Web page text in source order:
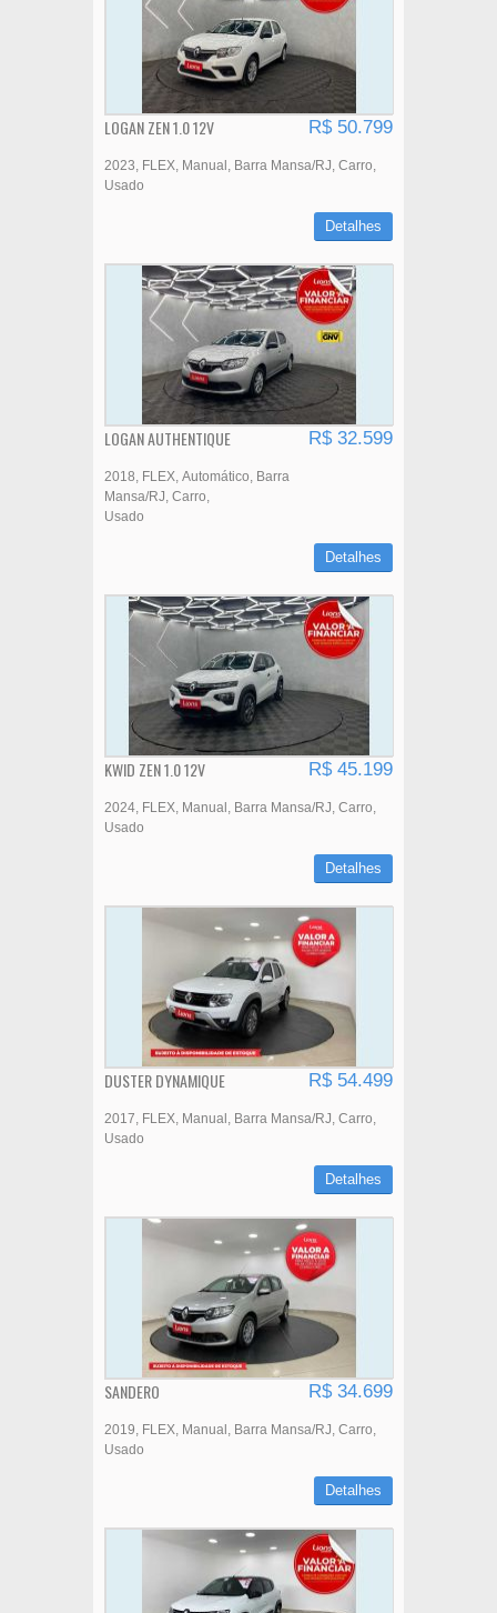
LOGAN ZEN 1.0 12V R$ 50.799
2023 FLEX Manual Barra Mansa/RJ Carro
Usado
Detalhes
LOGAN AUTHENTIQUE R$ 32.599
2018 FLEX Automático
Barra
Mansa/RJ Carro
Usado
Detalhes
KWID ZEN 1.0 12V R$ 45.199
2024 FLEX Manual Barra Mansa/RJ Carro
Usado
Detalhes
DUSTER DYNAMIQUE R$ 54.499
2017 FLEX Manual Barra Mansa/RJ Carro
Usado
Detalhes
SANDERO R$ 34.699
2019 FLEX Manual Barra Mansa/RJ Carro
Usado
Detalhes